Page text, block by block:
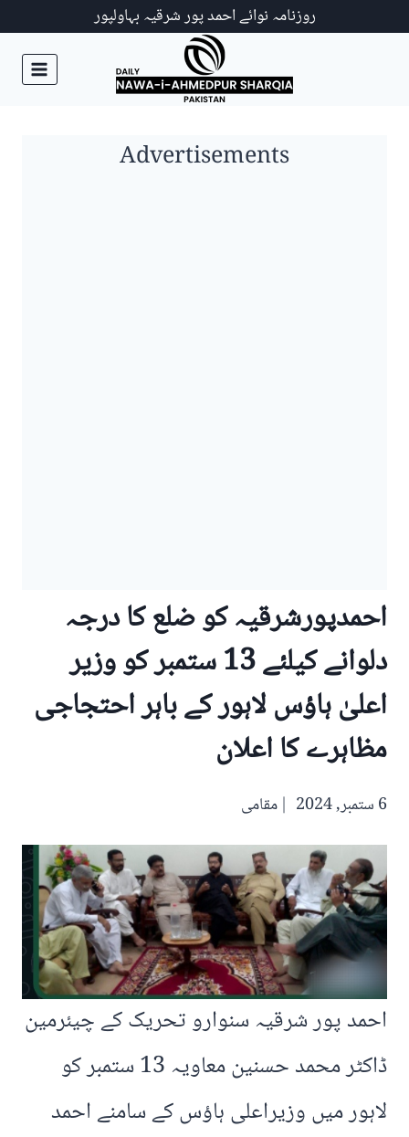
روزنامہ نوائے احمد پور شرقیہ بہاولپور
Advertisements
احمدپورشرقیہ کو ضلع کا درجہ
دلوانے کیلئے 13 ستمبر کو وزیر
اعلیٰ ہاؤس لاہور کے باہر احتجاجی
مظاہرے کا اعلان
6 ستمبر, 2024 مقامی
احمد پور شرقیہ سنوارو تحریک کے چیئرمین
ڈاکٹر محمد حسنین معاویہ 13 ستمبر کو
لاہور میں وزیراعلی ہاؤس کے سامنے احمد